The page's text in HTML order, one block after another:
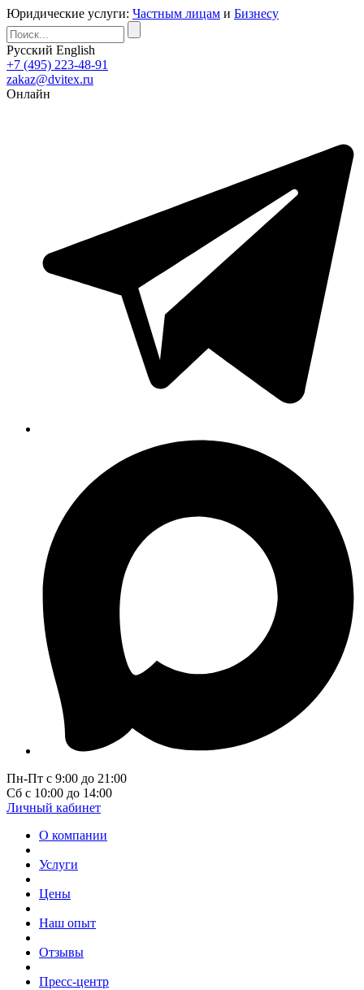
Юридические услуги: Частным лицам и Бизнесу
Русский English
+7 (495) 223-48-91
zakaz@dvitex.ru
Онлайн
Пн-Пт с 9:00 до 21:00
Сб с 10:00 до 14:00
Личный кабинет
О компании
Услуги
Цены
Наш опыт
Отзывы
Пресс-центр